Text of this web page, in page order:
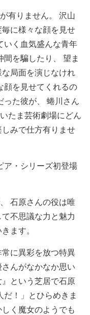
有りません。 沢山
に様々な顔を見せ
いく血気盛んな青年
を騙したり、 望ま
局面を演じなけれ
顔を見せてくれるの
った彼が、 蜷川さん
たま芸術劇場にどん
みで仕方有りませ
ア・シリーズ初登場
石原さんの役は唯
不思議な力と魅力
ます。
に異彩を放つ特異
んがなかなか思い
という芝居で石原
！」とひらめきま
く魔女のようでも